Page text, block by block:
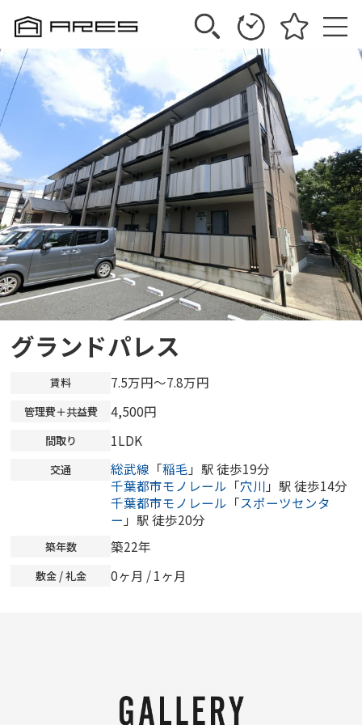
グランドパレス
賃料 7.5万円～7.8万円
管理費＋共益費 4,500円
間取り 1LDK
交通 総武線 「稲毛 」駅 徒歩19分
千葉都市モノレール 「穴川 」駅 徒歩14分
千葉都市モノレール 「スポーツセンタ
ー 」駅 徒歩20分
築年数 築22年
敷金 / 礼金 0ヶ月 / 1ヶ月